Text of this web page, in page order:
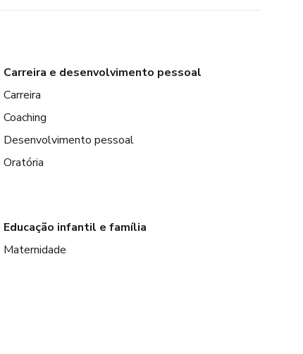
Carreira e desenvolvimento pessoal
Carreira
Coaching
Desenvolvimento pessoal
Oratória
Educação infantil e família
Maternidade